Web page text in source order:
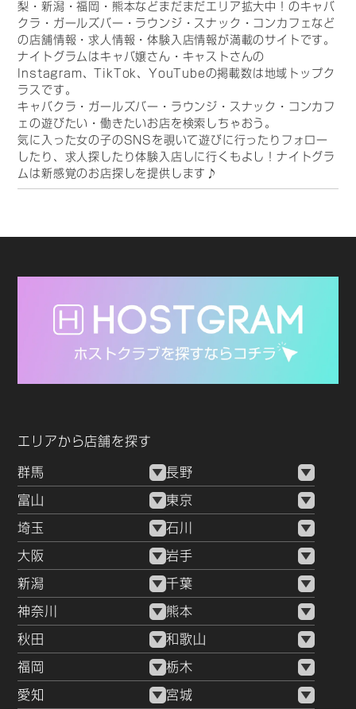
梨・新潟・福岡・熊本などまだまだエリア拡大中！のキャバ
クラ・ガールズバー・ラウンジ・スナック・コンカフェなど
の店舗情報・求人情報・体験入店情報が満載のサイトです。
ナイトグラムはキャバ嬢さん・キャストさんの
Instagram、TikTok、YouTubeの掲載数は地域トップク
ラスです。
キャバクラ・ガールズバー・ラウンジ・スナック・コンカフ
ェの遊びたい・働きたいお店を検索しちゃおう。
気に入った女の子のSNSを覗いて遊びに行ったりフォロー
したり、求人探したり体験入店しに行くもよし！ナイトグラ
ムは新感覚のお店探しを提供します♪
エリアから店舗を探す
群馬 長野
富山 東京
埼玉 石川
大阪 岩手
新潟 千葉
神奈川 熊本
秋田 和歌山
福岡 栃木
愛知 宮城